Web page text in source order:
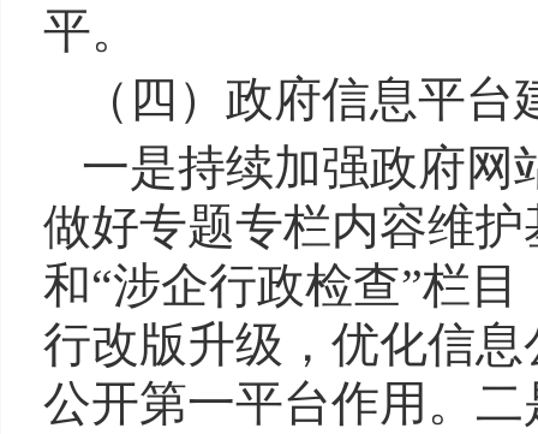
平。
（四）政府信息平台
一是持续加强政府网
做好专题专栏内容维
和“涉企行政检查”栏
行改版升级，优化信
公开第一平台作用。